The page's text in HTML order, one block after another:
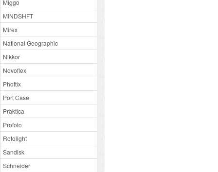
Miggo
MINDSHFT
Mirex
National Geographic
Nikkor
Novoflex
Phottix
Port Case
Praktica
Profoto
Rotolight
Sandisk
Schneider